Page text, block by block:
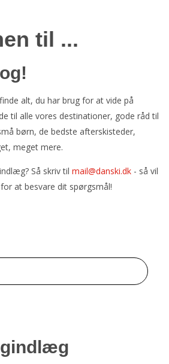
til ...
alt, du har brug for at vide på
til alle vores destinationer, gode råd til
børn, de bedste afterskisteder,
meget mere.
Så skriv til mail@danski.dk - så vil
at besvare dit spørgsmål!